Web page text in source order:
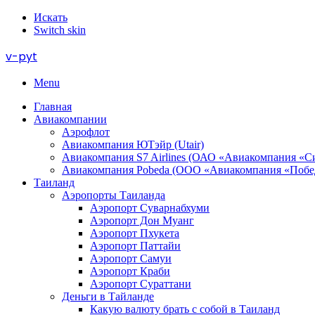
Искать
Switch skin
v-pyt
Menu
Главная
Авиакомпании
Аэрофлот
Авиакомпания ЮТэйр (Utair)
Авиакомпания S7 Airlines (ОАО «Авиакомпания
Авиакомпания Pobeda (ООО «Авиакомпания
Таиланд
Аэропорты Таиланда
Аэропорт Суварнабхуми
Аэропорт Дон Муанг
Аэропорт Пхукета
Аэропорт Паттайи
Аэропорт Самуи
Аэропорт Краби
Аэропорт Сураттани
Деньги в Тайланде
Какую валюту брать с собой в Таиланд